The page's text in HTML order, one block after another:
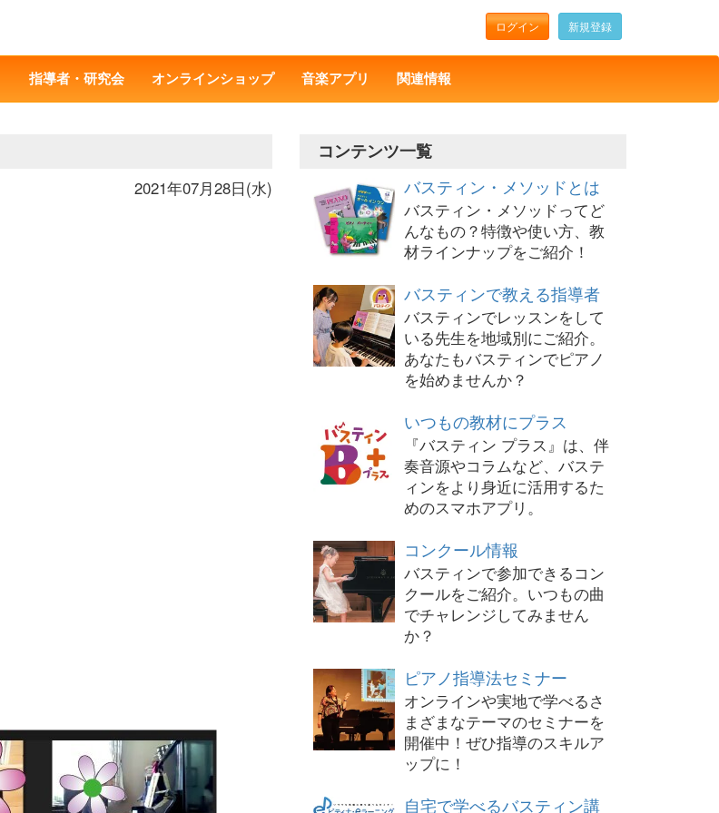
ログイン 新規登録
指導者・研究会 オンラインショップ 音楽アプリ 関連情報
2021年07月28日(水)
コンテンツ一覧
バスティン・メソッドとは
バスティン・メソッドってど
んなもの？特徴や使い方、教
材ラインナップをご紹介！
バスティンで教える指導者
バスティンでレッスンをして
いる先生を地域別にご紹介。
あなたもバスティンでピアノ
を始めませんか？
いつもの教材にプラス
『バスティン プラス』は、伴
奏音源やコラムなど、バステ
ィンをより身近に活用するた
めのスマホアプリ。
コンクール情報
バスティンで参加できるコン
クールをご紹介。いつもの曲
でチャレンジしてみません
か？
ピアノ指導法セミナー
オンラインや実地で学べるさ
まざまなテーマのセミナーを
開催中！ぜひ指導のスキルア
ップに！
自宅で学べるバスティン講